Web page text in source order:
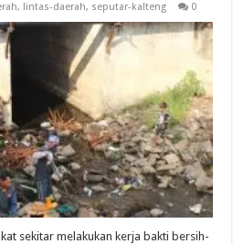
, lintas-daerah, seputar-kalteng 0
sekitar melakukan kerja bakti bersih-